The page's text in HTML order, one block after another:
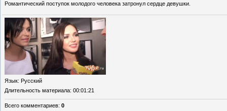
Романтический поступок молодого человека затронул сердце девушки.
Язык: Русский
Длительность материала: 00:01:21
Всего комментариев: 0